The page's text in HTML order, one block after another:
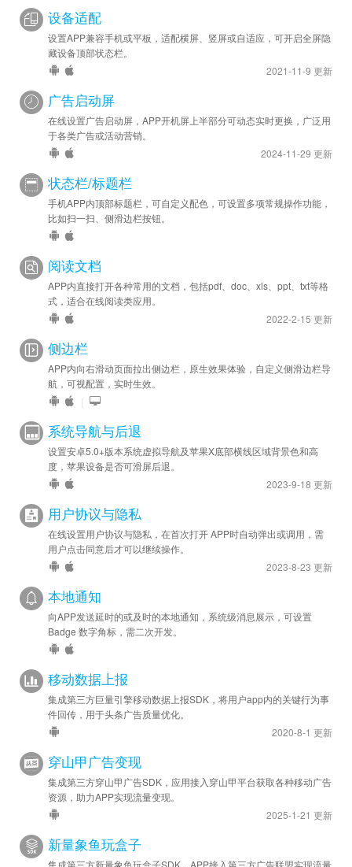
设备适配
设置APP兼容手机或平板，适配横屏、竖屏或自适应，可开启全屏隐
藏设备顶部状态栏。
2021-11-9 更新
广告启动屏
在线设置广告启动屏，APP开机屏上半部分可动态实时更换，广泛用
于各类广告或活动营销。
2024-11-29 更新
状态栏/标题栏
手机APP内顶部标题栏，可自定义配色，可设置多项常规操作功能，
比如扫一扫、侧滑边栏按钮。
阅读文档
APP内直接打开各种常用的文档，包括pdf、doc、xls、ppt、txt等格
式，适合在线阅读类应用。
2022-2-15 更新
侧边栏
APP内向右滑动页面拉出侧边栏，原生效果体验，自定义侧滑边栏导
航，可视配置，实时生效。
|
系统导航与后退
设置安卓5.0+版本系统虚拟导航及苹果X底部横线区域背景色和高
度，苹果设备是否可滑屏后退。
2023-9-18 更新
用户协议与隐私
在线设置用户协议与隐私，在首次打开 APP时自动弹出或调用，需
用户点击同意后才可以继续操作。
2023-8-23 更新
本地通知
向APP发送延时的或及时的本地通知，系统级消息展示，可设置
Badge 数字角标，需二次开发。
移动数据上报
集成第三方巨量引擎移动数据上报SDK，将用户app内的关键行为事
件回传，用于头条广告质量优化。
2020-8-1 更新
穿山甲广告变现
集成第三方穿山甲广告SDK，应用接入穿山甲平台获取各种移动广告
资源，助力APP实现流量变现。
2025-1-21 更新
新量象鱼玩盒子
集成第三方新量象鱼玩盒子SDK，APP接入第三方广告联盟实现流量